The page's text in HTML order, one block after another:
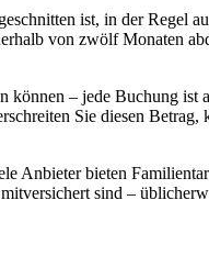
ist, in der Regel
von zwölf Monaten
– jede Buchung
Sie diesen
Anbieter bieten
sind –